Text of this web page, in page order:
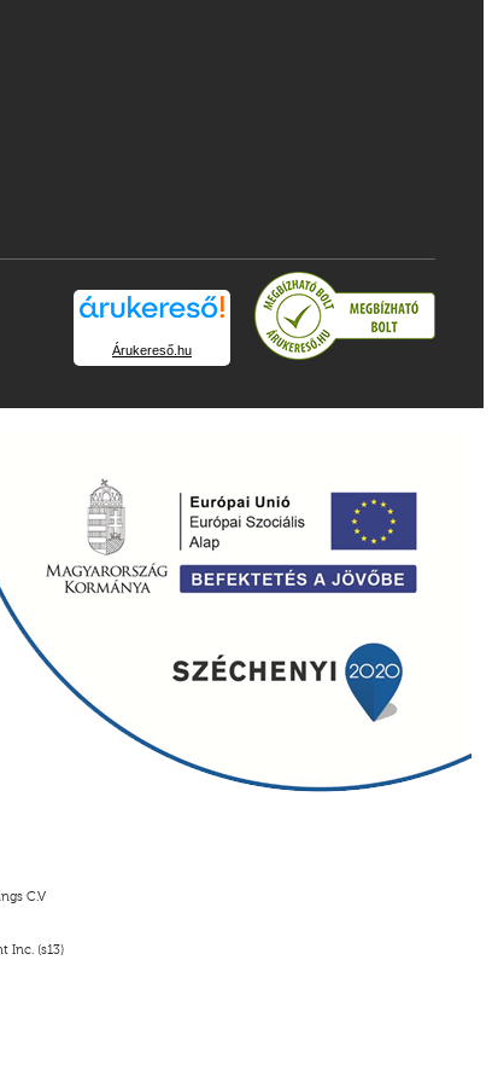
Árukereső.hu
C.V
Inc. (s13)